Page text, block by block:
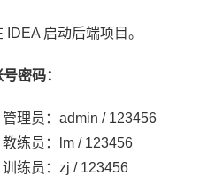
IDEA 启动后端项目。
密码：
管理员：admin / 123456
教练员：lm / 123456
训练员：zj / 123456